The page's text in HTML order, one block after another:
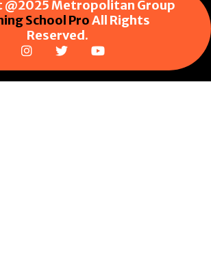
@2025 Metropolitan Group
School ProAll Rights
Reserved.